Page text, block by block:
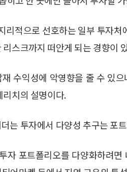
리적으로 선호하는 일부 투자
스크까지 떠안게 되는 경향이
수익성에 악영향을 줄 수 있
치의 설명이다.
는 투자에서 다양성 추구는 포
자 포트폴리오를 다양화하려